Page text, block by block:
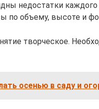
недостатки
по объему, высоте и
творческое.
осенью в саду и